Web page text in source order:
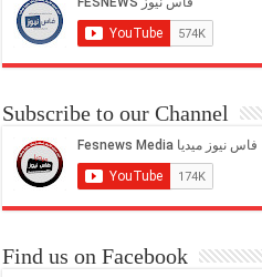
Subscribe to our Channel
Find us on Facebook